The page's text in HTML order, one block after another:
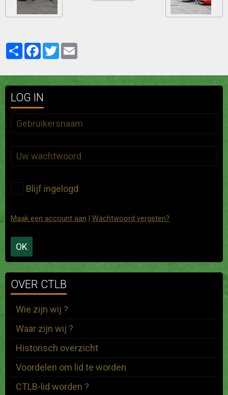
PartagerFacebook
Twitter
LOG IN
Blijf ingelogd
Maak een account aan Wachtwoord vergeten?
OK
OVER CTLB
Wie zijn wij ?
Waar zijn wij ?
Historisch overzicht
Voordelen om lid te worden
CTLB-lid worden ?